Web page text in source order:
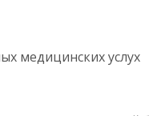
медицинских услух